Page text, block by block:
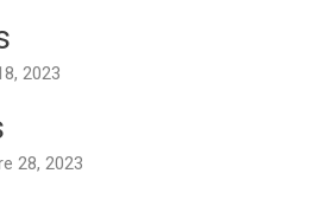
2023
28, 2023